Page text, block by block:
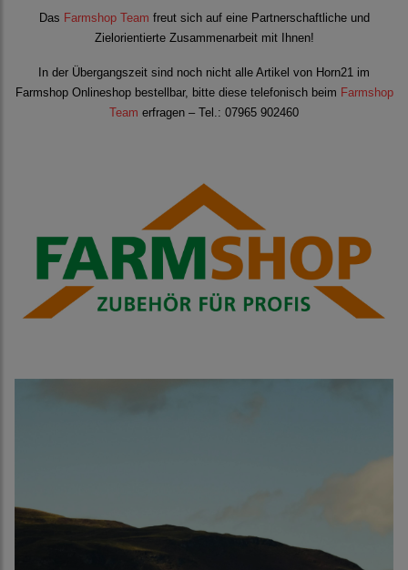
Das Farmshop Team freut sich auf eine Partnerschaftliche und
Zielorientierte Zusammenarbeit mit Ihnen!
In der Übergangszeit sind noch nicht alle Artikel von Horn21 im
Farmshop Onlineshop bestellbar, bitte diese telefonisch beim Farmshop
Team erfragen – Tel.: 07965 902460